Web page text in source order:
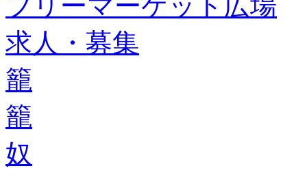
求人・募集
籠
籠
奴